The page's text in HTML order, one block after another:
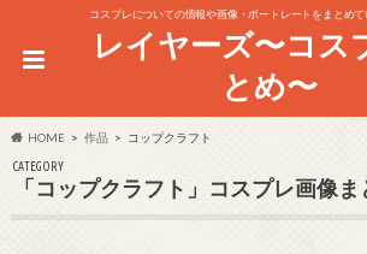
コスプレについての情報や画像・ポートレートをまとめて
レイヤーズ〜コス
とめ〜
HOME 作品 コップクラフト
CATEGORY
「コップクラフト」コスプレ画像